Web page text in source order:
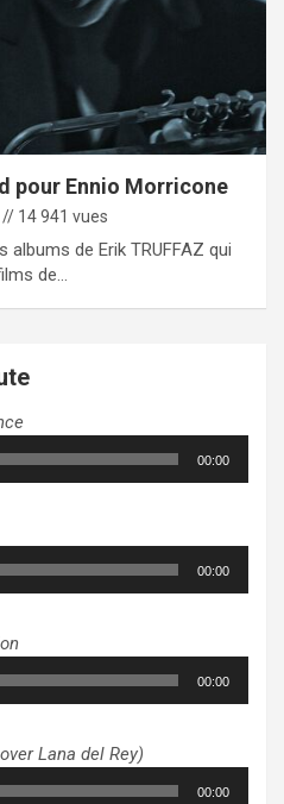
pour Ennio Morricone
// 14 941 vues
de Erik TRUFFAZ qui
de…
00:00
00:00
00:00
Lana del Rey)
00:00